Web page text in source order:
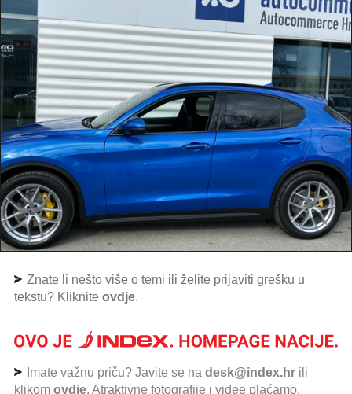
Znate li nešto više o temi ili želite prijaviti grešku u
tekstu? Kliknite ovdje.
Imate važnu priču? Javite se na desk@index.hr ili
klikom ovdje. Atraktivne fotografije i videe plaćamo.